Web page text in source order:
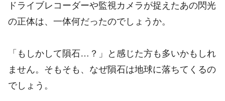
ドライブレコーダーや監視カメラが捉えたあの閃光
の正体は、一体何だったのでしょうか。
「もしかして隕石…？」と感じた方も多いかもしれ
ません。そもそも、なぜ隕石は地球に落ちてくるの
でしょう。